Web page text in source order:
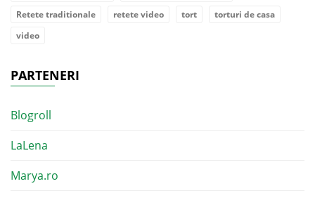
Retete traditionale
retete video tort
torturi de casa
video
PARTENERI
Blogroll
LaLena
Marya.ro